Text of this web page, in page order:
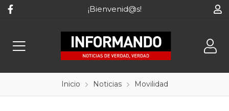
¡Bienvenid@s!
Inicio Noticias Movilidad